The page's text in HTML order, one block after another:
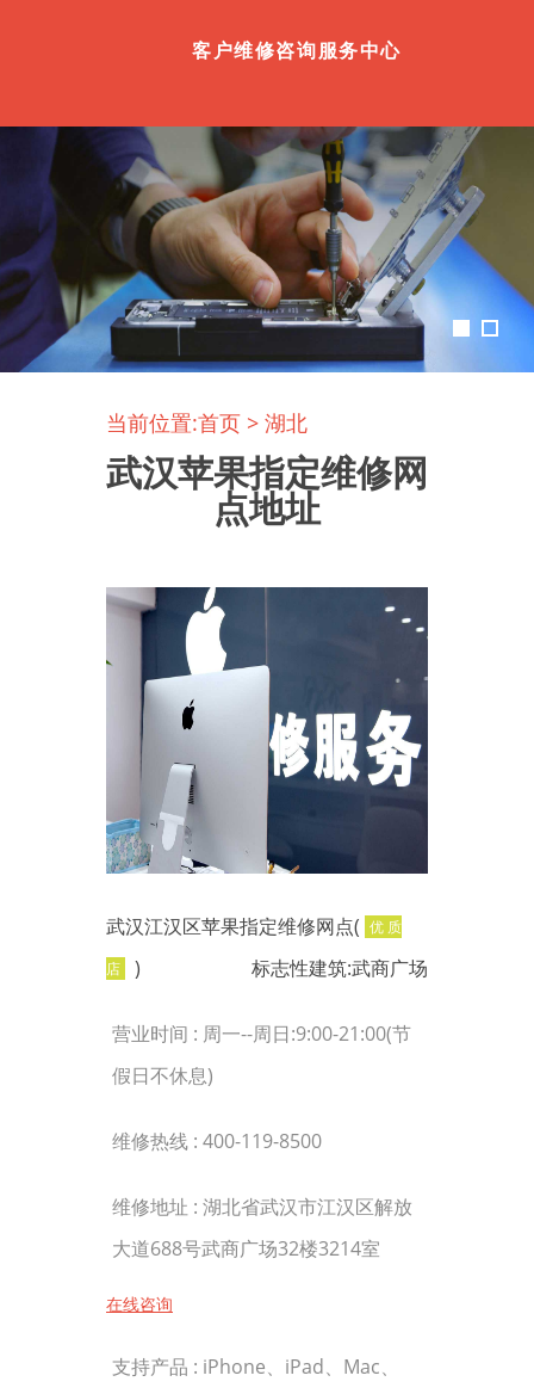
客户维修咨询服务中心
当前位置:首页 > 湖北
武汉苹果指定维修网
点地址
武汉江汉区苹果指定维修网点( 优 质
店 ) 标志性建筑:武商广场
营业时间 : 周一--周日:9:00-21:00(节
假日不休息)
维修热线 : 400-119-8500
维修地址 : 湖北省武汉市江汉区解放
大道688号武商广场32楼3214室
在线咨询
支持产品 : iPhone、iPad、Mac、